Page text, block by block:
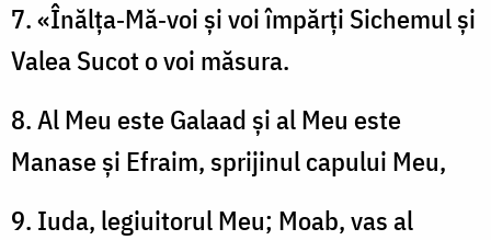
7. «Înălța‑Mă‑voi și voi împărți Sichemul și
Valea Sucot o voi măsura.
8. Al Meu este Galaad și al Meu este
Manase și Efraim, sprijinul capului Meu,
9. Iuda, legiuitorul Meu; Moab, vas al